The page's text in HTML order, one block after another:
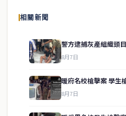
相關新聞
警方逮捕灰產組織頭
8月7日
暖府名校槍擊案 學生
8月7日
供即時、客觀、多元的中文新聞內容。